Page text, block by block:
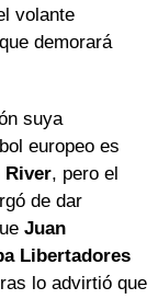
volante
demorará
suya
europeo es
River, pero el
de dar
Juan
Libertadores
lo advirtió que